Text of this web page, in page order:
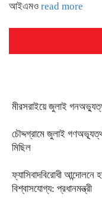
আইএমও read more
মীরসরাইয়ে জুলাই
চৌদ্দগ্রামে জুলাই
মিছিল
ফ্যাসিবাদবিরোধী আন্দোলনে
বিশ্বাসযোগ্য: প্রধানমন্ত্রী